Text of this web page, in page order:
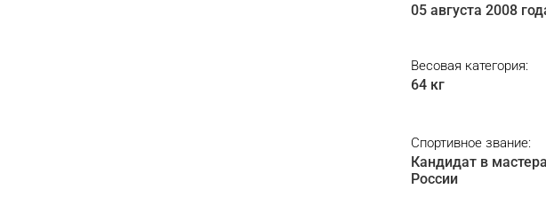
05 августа 2008
Весовая категория:
64 кг
Спортивное звание:
Кандидат в
России